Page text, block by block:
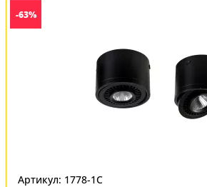
-63%
Артикул: 1778-1C